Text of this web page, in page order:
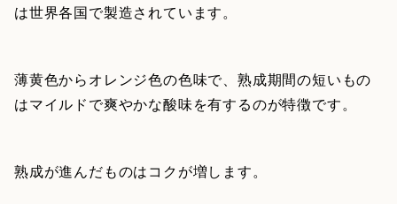
は世界各国で製造されています。
薄黄色からオレンジ色の色味で、熟成期間の短いもの
はマイルドで爽やかな酸味を有するのが特徴です。
熟成が進んだものはコクが増します。